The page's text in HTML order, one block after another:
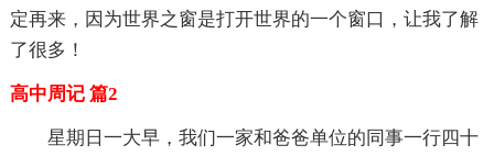
定再来，因为世界之窗是打开世界的一个窗口，让我了解
了很多！
高中周记 篇2
星期日一大早，我们一家和爸爸单位的同事一行四十